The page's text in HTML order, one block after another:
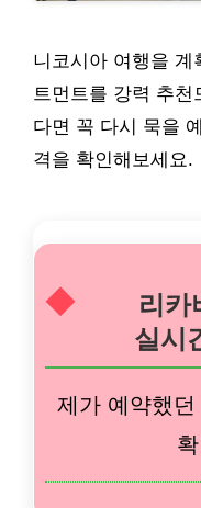
니코시아 여행을
트먼트를 강력 추
다면 꼭 다시 묵을
격을 확인해보세요.
리카
실시
제가 예약했